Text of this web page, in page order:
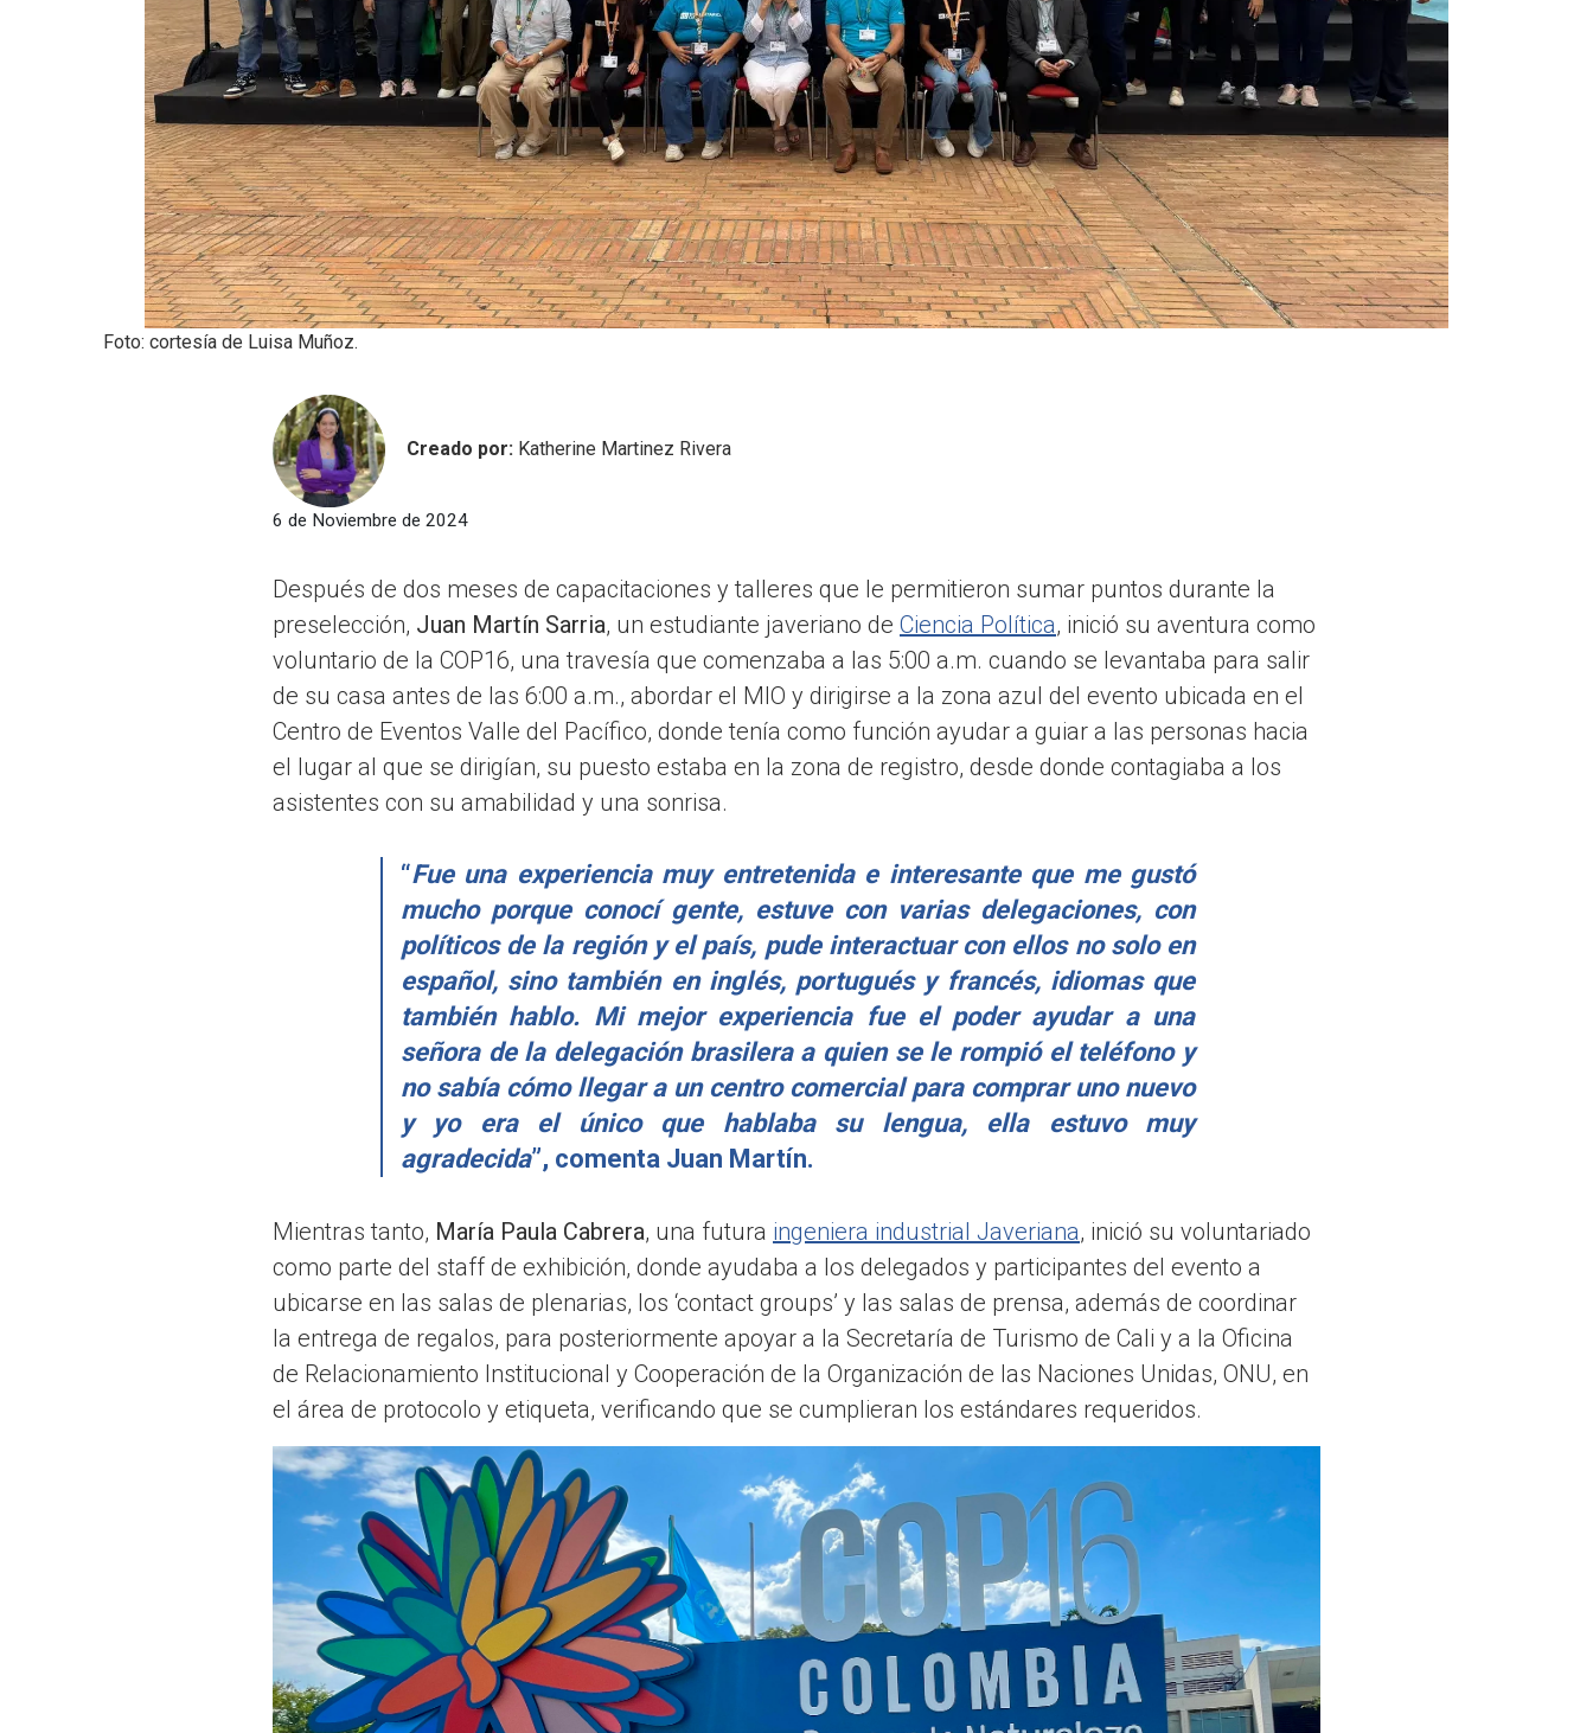
Foto: cortesía de Luisa Muñoz.
Creado por: Katherine Martinez Rivera
6 de Noviembre de 2024
Después de dos meses de capacitaciones y talleres que le permitieron sumar puntos durante la
preselección, Juan Martín Sarria, un estudiante javeriano de Ciencia Política, inició su aventura como
voluntario de la COP16, una travesía que comenzaba a las 5:00 a.m. cuando se levantaba para salir
de su casa antes de las 6:00 a.m., abordar el MIO y dirigirse a la zona azul del evento ubicada en el
Centro de Eventos Valle del Pacífico, donde tenía como función ayudar a guiar a las personas hacia
el lugar al que se dirigían, su puesto estaba en la zona de registro, desde donde contagiaba a los
asistentes con su amabilidad y una sonrisa.
“Fue una experiencia muy entretenida e interesante que me gustó
mucho porque conocí gente, estuve con varias delegaciones, con
políticos de la región y el país, pude interactuar con ellos no solo en
español, sino también en inglés, portugués y francés, idiomas que
también hablo. Mi mejor experiencia fue el poder ayudar a una
señora de la delegación brasilera a quien se le rompió el teléfono y
no sabía cómo llegar a un centro comercial para comprar uno nuevo
y yo era el único que hablaba su lengua, ella estuvo muy
agradecida”, comenta Juan Martín.
Mientras tanto, María Paula Cabrera, una futura ingeniera industrial Javeriana, inició su voluntariado
como parte del staff de exhibición, donde ayudaba a los delegados y participantes del evento a
ubicarse en las salas de plenarias, los ‘contact groups’ y las salas de prensa, además de coordinar
la entrega de regalos, para posteriormente apoyar a la Secretaría de Turismo de Cali y a la Oficina
de Relacionamiento Institucional y Cooperación de la Organización de las Naciones Unidas, ONU, en
el área de protocolo y etiqueta, verificando que se cumplieran los estándares requeridos.